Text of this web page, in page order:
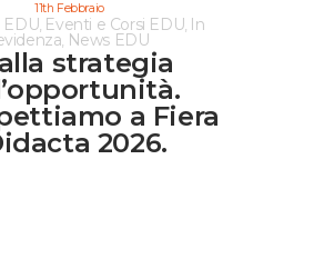
11th Febbraio
EDU, Eventi e Corsi EDU, In
, News EDU
strategia
a Fiera
2026.